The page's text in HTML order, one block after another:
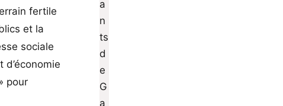
fertile
et la
sociale
pour